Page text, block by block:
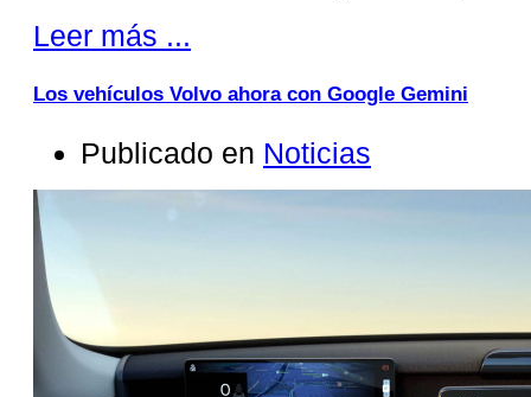
Leer más ...
Los vehículos Volvo ahora con Google Gemini
Publicado en Noticias